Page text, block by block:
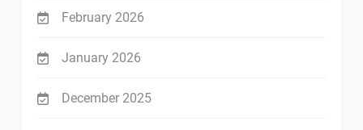
February 2026
January 2026
December 2025